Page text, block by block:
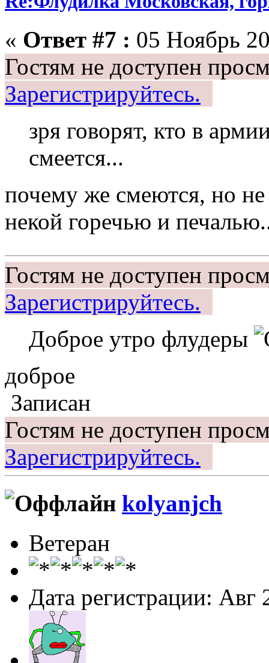
« Ответ #7 : 05 Ноябрь
Гостям не доступен
Зарегистрируйтесь.
зря говорят, кто в
смеется...
почему же смеются, но не
некой горечью и
Гостям не доступен
Зарегистрируйтесь.
Доброе утро флудеры
доброе
Записан
Гостям не доступен
Зарегистрируйтесь.
kolyanjch
Ветеран
Дата регистрации: Авг